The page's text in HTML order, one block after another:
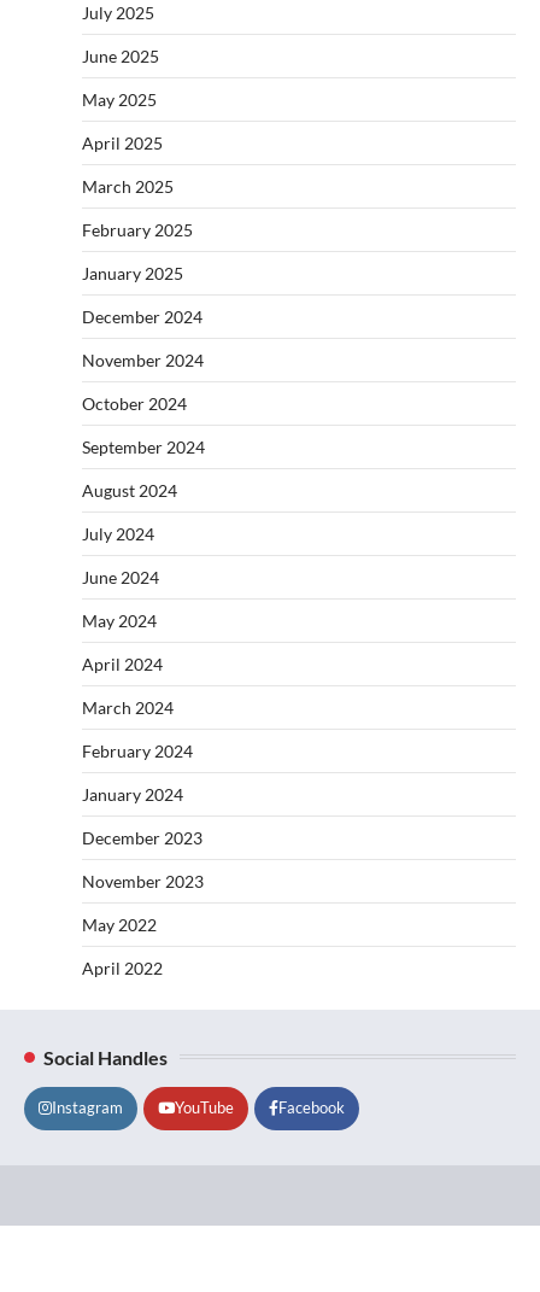
July 2025
June 2025
May 2025
April 2025
March 2025
February 2025
January 2025
December 2024
November 2024
October 2024
September 2024
August 2024
July 2024
June 2024
May 2024
April 2024
March 2024
February 2024
January 2024
December 2023
November 2023
May 2022
April 2022
Social Handles
Instagram YouTube Facebook